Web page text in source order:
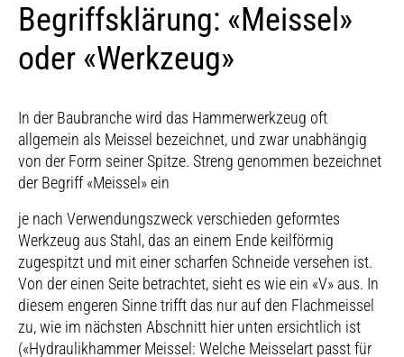
Begriffsklärung: «Meissel»
oder «Werkzeug»
In der Baubranche wird das Hammerwerkzeug oft
allgemein als Meissel bezeichnet, und zwar unabhängig
von der Form seiner Spitze. Streng genommen bezeichnet
der Begriff «Meissel» ein
je nach Verwendungszweck verschieden geformtes
Werkzeug aus Stahl, das an einem Ende keilförmig
zugespitzt und mit einer scharfen Schneide versehen ist.
Von der einen Seite betrachtet, sieht es wie ein «V» aus. In
diesem engeren Sinne trifft das nur auf den Flachmeissel
zu, wie im nächsten Abschnitt hier unten ersichtlich ist
(«Hydraulikhammer Meissel: Welche Meisselart passt für